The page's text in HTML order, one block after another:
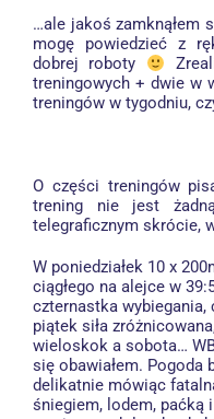
…ale jakoś zamknąłem
mogę powiedzieć z
dobrej roboty
treningowych + dwie w
treningów w tygodniu,
O części treningów
trening nie jest
telegraficznym skrócie,
W poniedziałek 10 x
ciągłego na alejce w
czternastka wybiegania,
piątek siła
wieloskok a sobota…
się obawiałem. Pogoda
delikatnie mówiąc
śniegiem, lodem, paćką